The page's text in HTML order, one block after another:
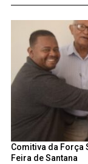
Comitiva da Força
Feira de Santana